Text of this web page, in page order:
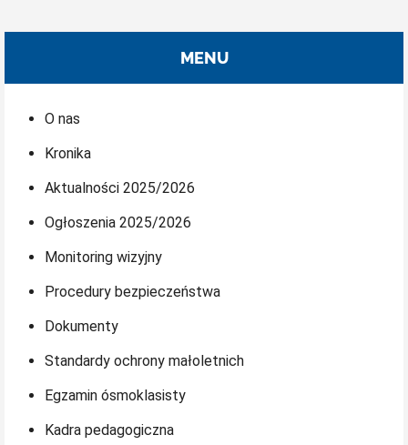
MENU
O nas
Kronika
Aktualności 2025/2026
Ogłoszenia 2025/2026
Monitoring wizyjny
Procedury bezpieczeństwa
Dokumenty
Standardy ochrony małoletnich
Egzamin ósmoklasisty
Kadra pedagogiczna